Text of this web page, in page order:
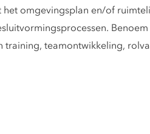
omgevingsplan en/of
teamontwikkeling,